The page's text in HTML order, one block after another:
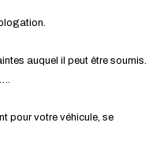
auquel il peut être soumis.
pour votre véhicule, se